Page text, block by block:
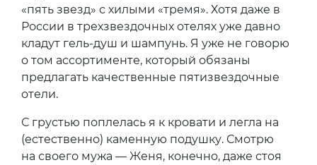
«пять звезд» с хилыми «тремя». Хотя даже в
России в трехзвездочных отелях уже давно
кладут гель-душ и шампунь. Я уже не говорю
о том ассортименте, который обязаны
предлагать качественные пятизвездочные
отели.
С грустью поплелась я к кровати и легла на
(естественно) каменную подушку. Смотрю
на своего мужа — Женя, конечно, даже стоя